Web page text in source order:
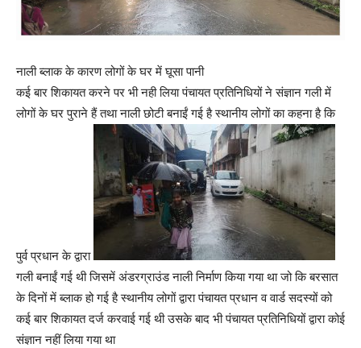
नाली ब्लाक के कारण लोगों के घर में घूसा पानी
क‌ई बार शिकायत करने पर भी नही लिया पंचायत प्रतिनिधियों ने संज्ञान गली में
लोगों के घर पुराने हैं तथा नाली छोटी बनाईं गई है स्थानीय लोगों का कहना है कि
पुर्व प्रधान के द्वारा
गली बनाईं गई थी जिसमें अंडरग्राउंड नाली निर्माण किया गया था जो कि बरसात
के दिनों में ब्लाक हो गई है स्थानीय लोगों द्वारा पंचायत प्रधान व वार्ड सदस्यों को
क‌ई बार शिकायत दर्ज करवाई गई थी उसके बाद भी पंचायत प्रतिनिधियों द्वारा कोई
संज्ञान नहीं लिया गया था